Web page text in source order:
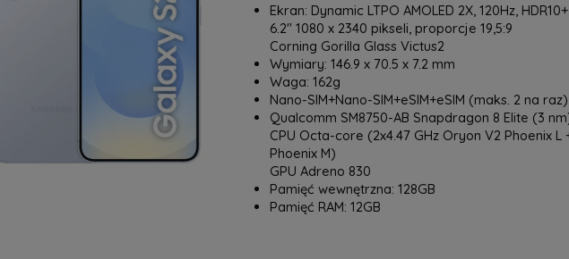
Ekran: Dynamic LTPO AMOLED 2X, 120Hz,
6.2" 1080 x 2340 pikseli, proporcje 19,5:9
Corning Gorilla Glass Victus2
Wymiary: 146.9 x 70.5 x 7.2 mm
Waga: 162g
Nano-SIM+Nano-SIM+eSIM+eSIM (maks. 2 na raz)
Qualcomm SM8750-AB Snapdragon 8 Elite (3
CPU Octa-core (2x4.47 GHz Oryon V2 Phoenix L
Phoenix M)
GPU Adreno 830
Pamięć wewnętrzna: 128GB
Pamięć RAM: 12GB